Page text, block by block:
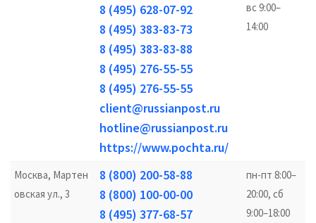
8 (495) 628-07-92
8 (495) 383-83-73
8 (495) 383-83-88
8 (495) 276-55-55
8 (495) 276-55-55
client@russianpost.ru
hotline@russianpost.ru
https://www.pochta.ru/
вс 9:00–
14:00
Москва, Мартен
овская ул., 3
8 (800) 200-58-88
8 (800) 100-00-00
8 (495) 377-68-57
пн-пт 8:00–
20:00, сб
9:00–18:00